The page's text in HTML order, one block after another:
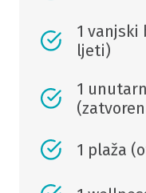
1 vanjski
ljeti)
1
1 plaža